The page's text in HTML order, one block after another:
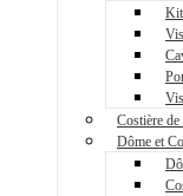
Costière
Dôme et